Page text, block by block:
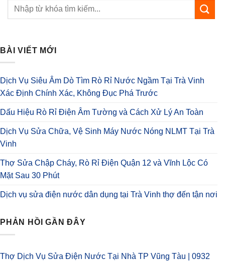
BÀI VIẾT MỚI
Dịch Vụ Siêu Âm Dò Tìm Rò Rỉ Nước Ngầm Tại Trà Vinh
Xác Định Chính Xác, Không Đục Phá Trước
Dấu Hiệu Rò Rỉ Điện Âm Tường và Cách Xử Lý An Toàn
Dịch Vụ Sửa Chữa, Vệ Sinh Máy Nước Nóng NLMT Tại Trà
Vinh
Thợ Sửa Chập Cháy, Rò Rỉ Điện Quận 12 và Vĩnh Lộc Có
Mặt Sau 30 Phút
Dịch vụ sửa điện nước dân dụng tại Trà Vinh thợ đến tận nơi
PHẢN HỒI GẦN ĐÂY
Thợ Dịch Vụ Sửa Điện Nước Tại Nhà TP Vũng Tàu | 0932